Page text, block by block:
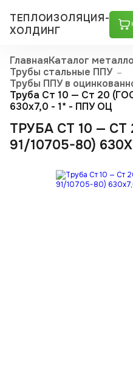
ТЕПЛОИЗОЛЯЦИЯ-
ХОЛДИНГ
ГлавнаяКаталог
Трубы стальные ППУ
Трубы ППУ в
Труба Ст 10 — Ст 20
630x7,0 - 1* - ППУ ОЦ
ТРУБА СТ 10 — СТ
91/10705-80)